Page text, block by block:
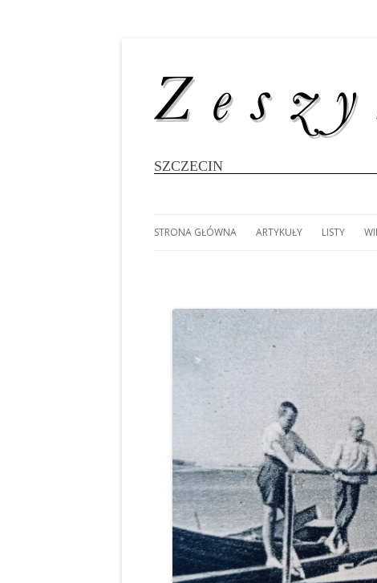
SZCZECIN
STRONA GŁÓWNA
SZCZECIŃSKIEGO ŻEGLARSTWA
AKADEMICKIEGO
ARTYKUŁY
MAREK SŁODOWNIK: 25
RATUJMY DEZETY
LISTY